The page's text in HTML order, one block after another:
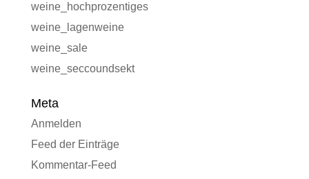
weine_hochprozentiges
weine_lagenweine
weine_sale
weine_seccoundsekt
Meta
Anmelden
Feed der Einträge
Kommentar-Feed